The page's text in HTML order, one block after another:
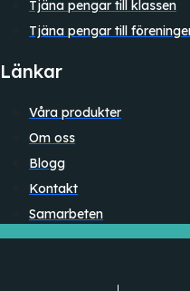
Tjäna pengar till klassen
Tjäna pengar till
Länkar
Våra produkter
Om oss
Blogg
Kontakt
Samarbeten